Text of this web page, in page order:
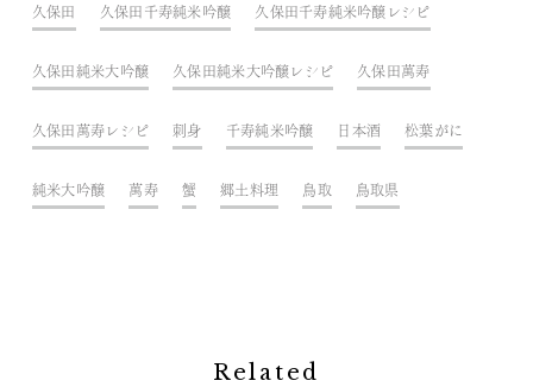
久保田 久保田千寿純米吟醸 久保田千寿純米吟醸レシピ
久保田純米大吟醸 久保田純米大吟醸レシピ 久保田萬寿
久保田萬寿レシピ 刺身 千寿純米吟醸 日本酒 松葉がに
純米大吟醸 萬寿 蟹 郷土料理 鳥取 鳥取県
Related